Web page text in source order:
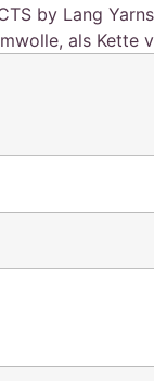
by Lang Yarns
als Kette